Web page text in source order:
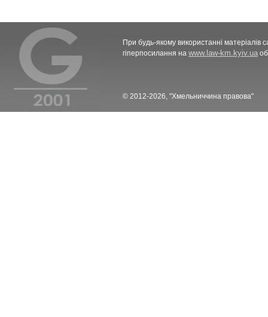
При будь-якому використанні матеріалів
гіперпосилання на www.law-km.kyiv.ua
© 2012-2026, "Хмельниччина правова"